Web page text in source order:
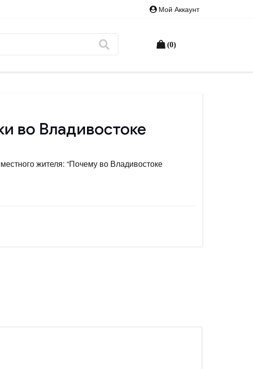
Мой Аккаунт
(0)
во Владивостоке
жителя: “Почему во Владивостоке